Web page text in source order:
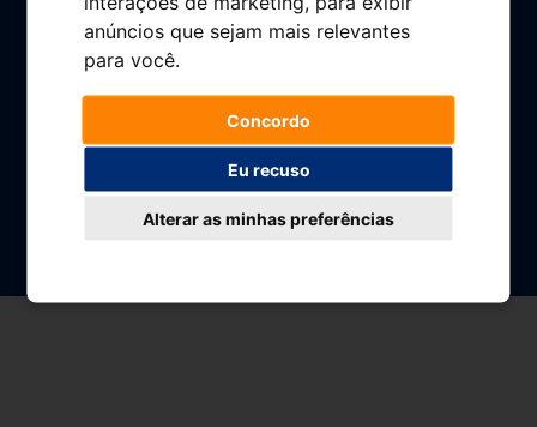
anúncios que sejam mais relevantes
para você.
Concordo
Eu recuso
Alterar as minhas preferências
Contacto
Libro de reclamaciones